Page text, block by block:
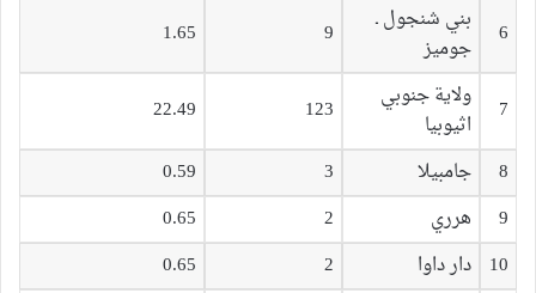
6
بني شنجول ـ
جوميز
9
1.65
7
ولاية جنوبي
اثيوبيا
123
22.49
8
جامبيلا 3
0.59
9
هرري 2
0.65
10 دار داوا 2
0.65